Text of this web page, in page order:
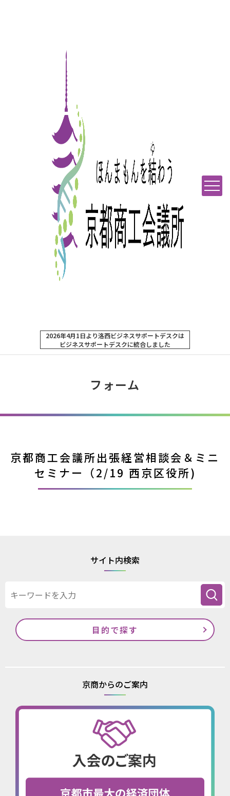
2026年4月1日より洛西ビジネスサポートデスクは
ビジネスサポートデスクに統合しました
フォーム
京都商工会議所出張経営相談会＆ミニ
セミナー（2/19 西京区役所)
サイト内検索
目的で探す
京商からのご案内